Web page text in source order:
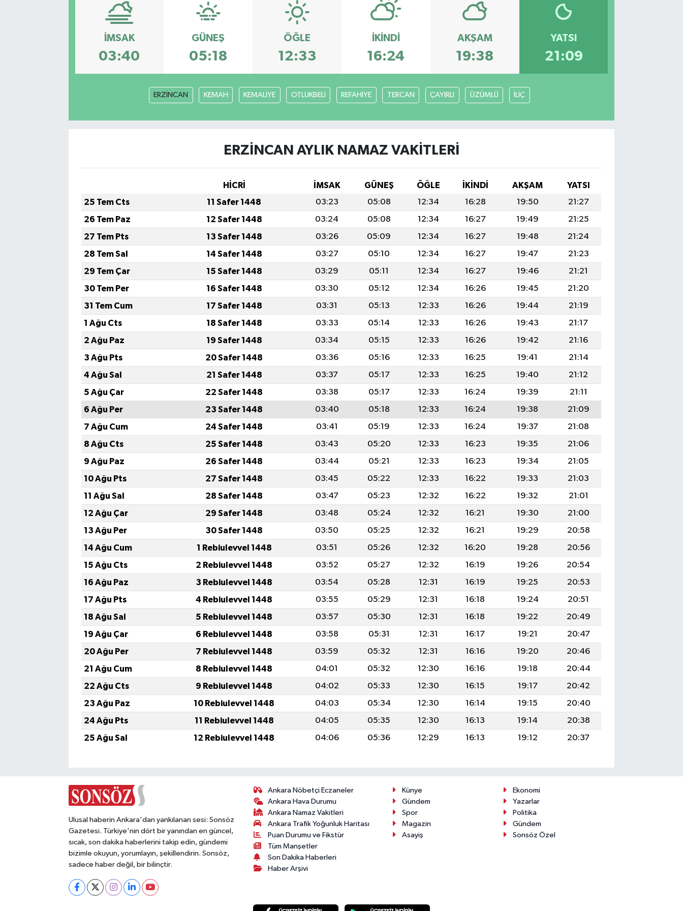
İMSAK
03:40
GÜNEŞ
05:18
ÖĞLE
12:33
İKINDI
16:24
AKŞAM
19:38
YATSI
21:09
ERZİNCAN KEMAH KEMALİYE OTLUKBELİ REFAHİYE TERCAN ÇAYIRLI ÜZÜMLÜ İLİÇ
ERZİNCAN AYLIK NAMAZ VAKITLERI
HİCRİ İMSAK GÜNEŞ ÖĞLE İKINDI AKŞAM
YATSI
25 Tem Cts
11 Safer 1448 03:23 05:08 12:34 16:28 19:50
21:27
26 Tem Paz
12 Safer 1448 03:24 05:08 12:34 16:27 19:49
21:25
27 Tem Pts
13 Safer 1448 03:26 05:09 12:34 16:27 19:48
21:24
28 Tem Sal
14 Safer 1448 03:27 05:10 12:34 16:27 19:47
21:23
29 Tem Çar
15 Safer 1448 03:29 05:11 12:34 16:27 19:46
21:21
30 Tem Per
16 Safer 1448 03:30 05:12 12:34 16:26 19:45
21:20
31 Tem Cum
17 Safer 1448 03:31 05:13 12:33 16:26 19:44
21:19
1 Ağu Cts
18 Safer 1448 03:33 05:14 12:33 16:26 19:43
21:17
2 Ağu Paz
19 Safer 1448 03:34 05:15 12:33 16:26 19:42
21:16
3 Ağu Pts
20 Safer 1448 03:36 05:16 12:33 16:25 19:41
21:14
4 Ağu Sal
21 Safer 1448 03:37 05:17 12:33 16:25 19:40
21:12
5 Ağu Çar
22 Safer 1448 03:38 05:17 12:33 16:24 19:39
21:11
6 Ağu Per
23 Safer 1448 03:40 05:18 12:33 16:24 19:38
21:09
7 Ağu Cum
24 Safer 1448 03:41 05:19 12:33 16:24 19:37
21:08
8 Ağu Cts
25 Safer 1448 03:43 05:20 12:33 16:23 19:35
21:06
9 Ağu Paz
26 Safer 1448 03:44 05:21 12:33 16:23 19:34
21:05
10 Ağu Pts
27 Safer 1448 03:45 05:22 12:33 16:22 19:33
21:03
11 Ağu Sal
28 Safer 1448 03:47 05:23 12:32 16:22 19:32
21:01
12 Ağu Çar
29 Safer 1448 03:48 05:24 12:32 16:21 19:30
21:00
13 Ağu Per
30 Safer 1448 03:50 05:25 12:32 16:21 19:29
20:58
14 Ağu Cum
1 Rebiulevvel 1448 03:51 05:26 12:32 16:20 19:28
20:56
15 Ağu Cts
2 Rebiulevvel 1448 03:52 05:27 12:32 16:19 19:26
20:54
16 Ağu Paz
3 Rebiulevvel 1448 03:54 05:28 12:31 16:19 19:25
20:53
17 Ağu Pts
4 Rebiulevvel 1448 03:55 05:29 12:31 16:18 19:24
20:51
18 Ağu Sal
5 Rebiulevvel 1448 03:57 05:30 12:31 16:18 19:22
20:49
19 Ağu Çar
6 Rebiulevvel 1448 03:58 05:31 12:31 16:17 19:21
20:47
20 Ağu Per
7 Rebiulevvel 1448 03:59 05:32 12:31 16:16 19:20
20:46
21 Ağu Cum
8 Rebiulevvel 1448 04:01 05:32 12:30 16:16 19:18
20:44
22 Ağu Cts
9 Rebiulevvel 1448 04:02 05:33 12:30 16:15 19:17
20:42
23 Ağu Paz
10 Rebiulevvel 1448 04:03 05:34 12:30 16:14 19:15
20:40
24 Ağu Pts
11 Rebiulevvel 1448 04:05 05:35 12:30 16:13 19:14
20:38
25 Ağu Sal
12 Rebiulevvel 1448 04:06 05:36 12:29 16:13 19:12 20:37
Ulusal haberin Ankara'dan yankılanan sesi: Sonsöz
Gazetesi. Türkiye'nin dört bir yanından en güncel,
sıcak, son dakika haberlerini takip edin, gündemi
bizimle okuyun, yorumlayın, şekillendirin. Sonsöz,
sadece haber değil, bir bilinçtir.
Ankara Nöbetçi Eczaneler
Ankara Hava Durumu
Ankara Namaz Vakitleri
Ankara Trafik Yoğunluk Haritası
Puan Durumu ve Fikstür
Tüm Manşetler
Son Dakika Haberleri
Haber Arşivi
Künye
Ekonomi
Gündem
Yazarlar
Spor
Politika
Magazin
Gündem
Asayiş
Sonsöz Özel
Sokak Hayvanlarını Sahiplendirme